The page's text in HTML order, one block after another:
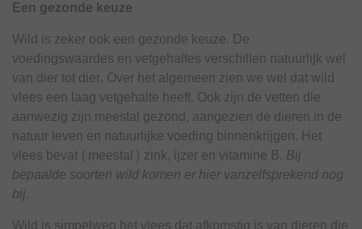
Een gezonde keuze
Wild is zeker ook een gezonde keuze. De
voedingswaardes en vetgehaltes verschillen natuurlijk wel
van dier tot dier. Over het algemeen zien we wel dat wild
vlees een laag vetgehalte heeft. Ook zijn de vetten die
aanwezig zijn meestal gezond, aangezien de dieren in de
natuur leven en natuurlijke voeding binnenkrijgen. Het
vlees bevat (meestal) zink, ijzer en vitamine B. Bij
bepaalde soorten wild komen er hier vanzelfsprekend nog
bij.